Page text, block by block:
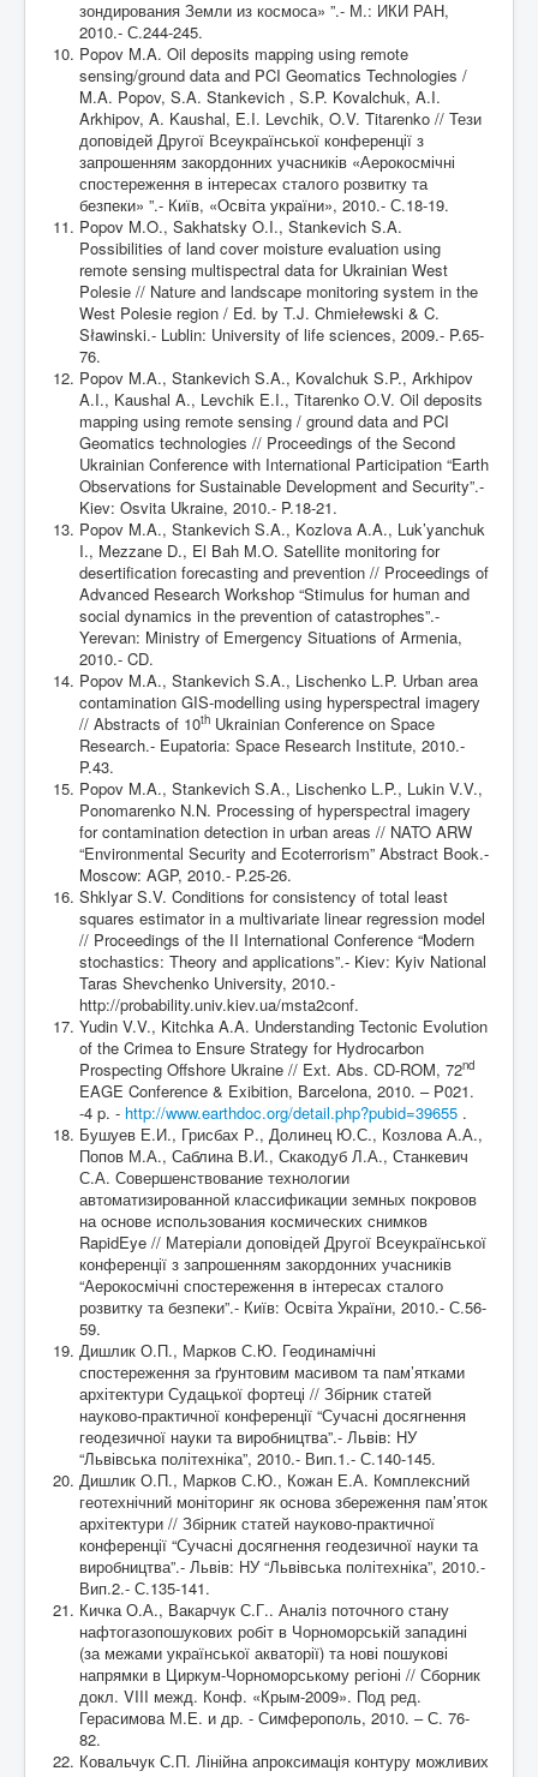
зондирования Земли из космоса» ”.- М.: ИКИ РАН,
2010.- С.244-245.
Popov M.A. Oil deposits mapping using remote
sensing/ground data and PCI Geomatics Technologies /
M.A. Popov, S.A. Stankevich , S.P. Kovalchuk, A.I.
Arkhipov, A. Kaushal, E.I. Levchik, O.V. Titarenko // Тези
доповідей Другої Всеукраїнської конференції з
запрошенням закордонних учасників «Аерокосмічні
спостереження в інтересах сталого розвитку та
безпеки» ”.- Київ, «Освіта україни», 2010.- С.18-19.
Popov M.O., Sakhatsky O.I., Stankevich S.A.
Possibilities of land cover moisture evaluation using
remote sensing multispectral data for Ukrainian West
Polesie // Nature and landscape monitoring system in the
West Polesie region / Ed. by T.J. Chmiełewski & C.
Sławinski.- Lublin: University of life sciences, 2009.- P.65-
76.
Popov M.A., Stankevich S.A., Kovalchuk S.P., Arkhipov
A.I., Kaushal A., Levchik E.I., Titarenko O.V. Oil deposits
mapping using remote sensing / ground data and PCI
Geomatics technologies // Proceedings of the Second
Ukrainian Conference with International Participation “Earth
Observations for Sustainable Development and Security”.-
Kiev: Osvita Ukraine, 2010.- P.18-21.
Popov M.A., Stankevich S.A., Kozlova A.A., Luk’yanchuk
I., Mezzane D., El Bah M.O. Satellite monitoring for
desertification forecasting and prevention // Proceedings of
Advanced Research Workshop “Stimulus for human and
social dynamics in the prevention of catastrophes”.-
Yerevan: Ministry of Emergency Situations of Armenia,
2010.- CD.
Popov M.A., Stankevich S.A., Lischenko L.P. Urban area
contamination GIS-modelling using hyperspectral imagery
// Abstracts of 10th Ukrainian Conference on Space
Research.- Eupatoria: Space Research Institute, 2010.-
P.43.
Popov M.A., Stankevich S.A., Lischenko L.P., Lukin V.V.,
Ponomarenko N.N. Processing of hyperspectral imagery
for contamination detection in urban areas // NATO ARW
“Environmental Security and Ecoterrorism” Abstract Book.-
Moscow: AGP, 2010.- P.25-26.
Shklyar S.V. Conditions for consistency of total least
squares estimator in a multivariate linear regression model
// Proceedings of the II International Conference “Modern
stochastics: Theory and applications”.- Kiev: Kyiv National
Taras Shevchenko University, 2010.-
http://probability.univ.kiev.ua/msta2conf.
Yudin V.V., Kitchka A.A. Understanding Tectonic Evolution
of the Crimea to Ensure Strategy for Hydrocarbon
Prospecting Offshore Ukraine // Ext. Abs. CD-ROM, 72nd
EAGE Conference & Exibition, Barcelona, 2010. – P021.
-4 p. - http://www.earthdoc.org/detail.php?pubid=39655 .
Бушуев Е.И., Грисбах Р., Долинец Ю.С., Козлова А.А.,
Попов М.А., Саблина В.И., Скакодуб Л.А., Станкевич
С.А. Совершенствование технологии
автоматизированной классификации земных покровов
на основе использования космических снимков
RapidEye // Матеріали доповідей Другої Всеукраїнської
конференції з запрошенням закордонних учасників
“Аерокосмічні спостереження в інтересах сталого
розвитку та безпеки”.- Київ: Освіта України, 2010.- С.56-
59.
Дишлик О.П., Марков С.Ю. Геодинамічні
спостереження за ґрунтовим масивом та пам’ятками
архітектури Судацької фортеці // Збірник статей
науково-практичної конференції “Сучасні досягнення
геодезичної науки та виробництва”.- Львів: НУ
“Львівська політехніка”, 2010.- Вип.1.- С.140-145.
Дишлик О.П., Марков С.Ю., Кожан Е.А. Комплексний
геотехнічний моніторинг як основа збереження пам’яток
архітектури // Збірник статей науково-практичної
конференції “Сучасні досягнення геодезичної науки та
виробництва”.- Львів: НУ “Львівська політехніка”, 2010.-
Вип.2.- С.135-141.
Кичка О.А., Вакарчук С.Г.. Аналіз поточного стану
нафтогазопошукових робіт в Чорноморській западині
(за межами української акваторії) та нові пошукові
напрямки в Циркум-Чорноморському регіоні // Сборник
докл. VIII межд. Конф. «Крым-2009». Под ред.
Герасимова М.Е. и др. - Симферополь, 2010. – С. 76-
82.
Ковальчук С.П. Лінійна апроксимація контуру можливих